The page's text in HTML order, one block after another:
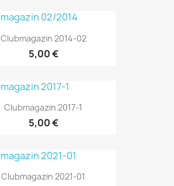
Clubmagazin 2014-02
5,00 €
Clubmagazin 2017-1
5,00 €
Clubmagazin 2021-01